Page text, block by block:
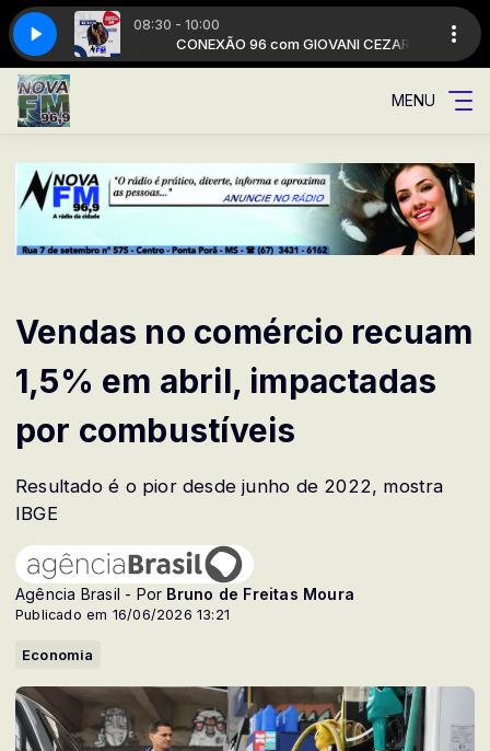
08:30 - 10:00
CEZAR CONEXÃO 96 com GIOVANI CEZAR
A Rádio da cidade
MENU
Vendas no comércio recuam
1,5% em abril, impactadas
por combustíveis
Resultado é o pior desde junho de 2022, mostra
IBGE
Agência Brasil - Por Bruno de Freitas Moura
Publicado em 16/06/2026 13:21
Economia